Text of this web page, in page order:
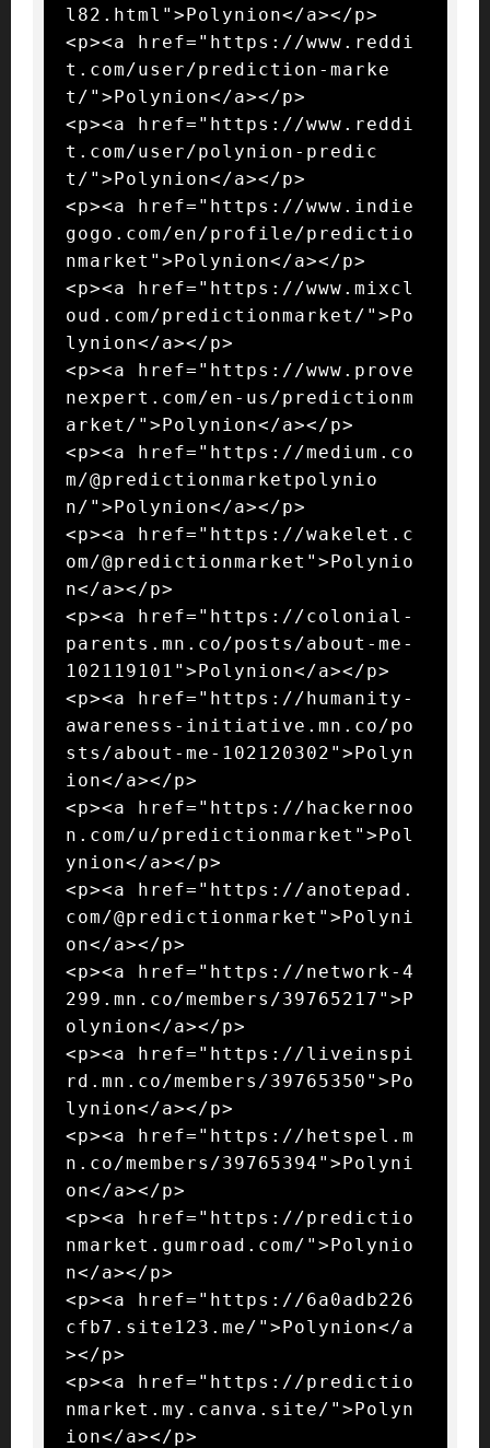
l82.html">Polynion</a></p>
<p><a href="https://www.reddi
t.com/user/prediction-marke
t/">Polynion</a></p>
<p><a href="https://www.reddi
t.com/user/polynion-predic
t/">Polynion</a></p>
<p><a href="https://www.indie
gogo.com/en/profile/predictio
nmarket">Polynion</a></p>
<p><a href="https://www.mixcl
oud.com/predictionmarket/">Po
lynion</a></p>
<p><a href="https://www.prove
nexpert.com/en-us/predictionm
arket/">Polynion</a></p>
<p><a href="https://medium.co
m/@predictionmarketpolynio
n/">Polynion</a></p>
<p><a href="https://wakelet.c
om/@predictionmarket">Polynio
n</a></p>
<p><a href="https://colonial-
parents.mn.co/posts/about-me-
102119101">Polynion</a></p>
<p><a href="https://humanity-
awareness-initiative.mn.co/po
sts/about-me-102120302">Polyn
ion</a></p>
<p><a href="https://hackernoo
n.com/u/predictionmarket">Pol
ynion</a></p>
<p><a href="https://anotepad.
com/@predictionmarket">Polyni
on</a></p>
<p><a href="https://network-4
299.mn.co/members/39765217">P
olynion</a></p>
<p><a href="https://liveinspi
rd.mn.co/members/39765350">Po
lynion</a></p>
<p><a href="https://hetspel.m
n.co/members/39765394">Polyni
on</a></p>
<p><a href="https://predictio
nmarket.gumroad.com/">Polynio
n</a></p>
<p><a href="https://6a0adb226
cfb7.site123.me/">Polynion</a
></p>
<p><a href="https://predictio
nmarket.my.canva.site/">Polyn
ion</a></p>